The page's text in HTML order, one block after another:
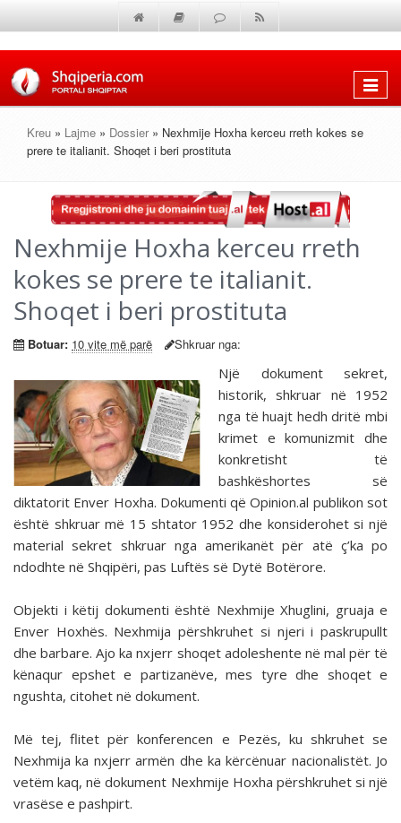
Shfaq
Kreu » Lajme » Dossier » Nexhmije Hoxha kerceu rreth kokes se
prere te italianit. Shoqet i beri prostituta
Nexhmije Hoxha kerceu rreth
kokes se prere te italianit.
Shoqet i beri prostituta
Botuar: 10 vite më parë Shkruar nga:
Një dokument sekret,
historik, shkruar në 1952
nga të huajt hedh dritë mbi
krimet e komunizmit dhe
konkretisht të
bashkëshortes së
diktatorit Enver Hoxha. Dokumenti që Opinion.al publikon sot
është shkruar më 15 shtator 1952 dhe konsiderohet si një
material sekret shkruar nga amerikanët për atë ç’ka po
ndodhte në Shqipëri, pas Luftës së Dytë Botërore.
Objekti i këtij dokumenti është Nexhmije Xhuglini, gruaja e
Enver Hoxhës. Nexhmija përshkruhet si njeri i paskrupullt
dhe barbare. Ajo ka nxjerr shoqet adoleshente në mal për të
kënaqur epshet e partizanëve, mes tyre dhe shoqet e
ngushta, citohet në dokument.
Më tej, flitet për konferencen e Pezës, ku shkruhet se
Nexhmija ka nxjerr armën dhe ka kërcënuar nacionalistët. Jo
vetëm kaq, në dokument Nexhmije Hoxha përshkruhet si një
vrasëse e pashpirt.